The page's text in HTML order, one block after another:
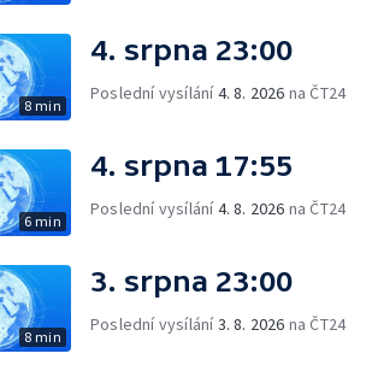
8 min
4. srpna 23:00
Poslední vysílání4. 8. 2026 na ČT24
6 min
4. srpna 17:55
Poslední vysílání4. 8. 2026 na ČT24
8 min
3. srpna 23:00
Poslední vysílání3. 8. 2026 na ČT24